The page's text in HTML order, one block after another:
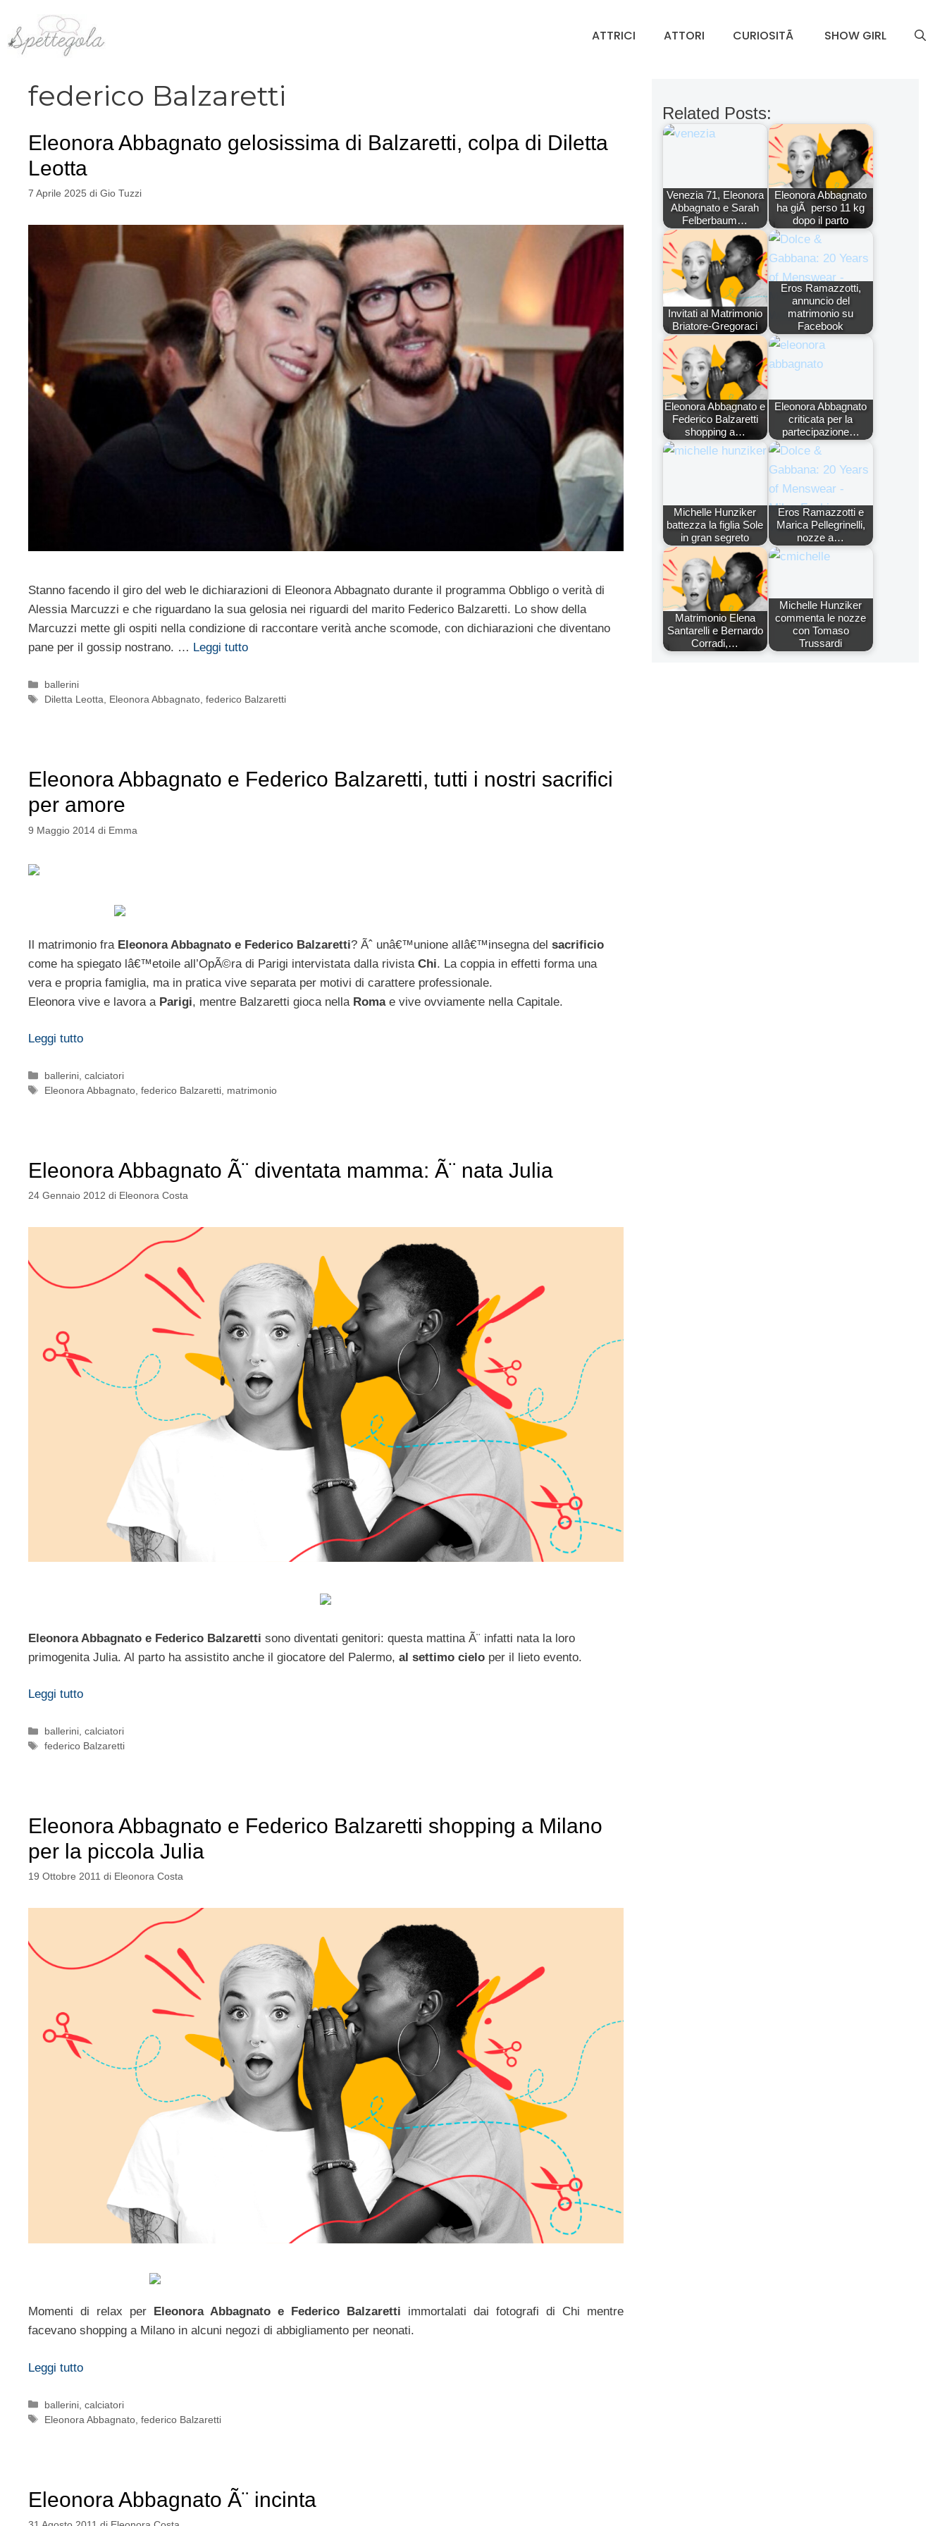
contenuto
ATTRICI ATTORI CURIOSITÃ SHOW GIRL
federico Balzaretti
Eleonora Abbagnato gelosissima di Balzaretti, colpa di Diletta
Leotta
7 Aprile 2025 di Gio Tuzzi
Stanno facendo il giro del web le dichiarazioni di Eleonora Abbagnato durante il programma Obbligo o verità di
Alessia Marcuzzi e che riguardano la sua gelosia nei riguardi del marito Federico Balzaretti. Lo show della
Marcuzzi mette gli ospiti nella condizione di raccontare verità anche scomode, con dichiarazioni che diventano
pane per il gossip nostrano. … Leggi tutto
Categorie
ballerini
Tag
Diletta Leotta, Eleonora Abbagnato,federico Balzaretti
Eleonora Abbagnato e Federico Balzaretti, tutti i nostri sacrifici
per amore
9 Maggio 2014 di Emma
Il matrimonio fra Eleonora Abbagnato e Federico Balzaretti? Ãˆ unâ€™unione allâ€™insegna del sacrificio
come ha spiegato lâ€™etoile all’OpÃ©ra di Parigi intervistata dalla rivista Chi. La coppia in effetti forma una
vera e propria famiglia, ma in pratica vive separata per motivi di carattere professionale.
Eleonora vive e lavora a Parigi, mentre Balzaretti gioca nella Romae vive ovviamente nella Capitale.
Leggi tutto
Categorie
ballerini ,calciatori
Tag
Eleonora Abbagnato ,federico Balzaretti matrimonio
Eleonora Abbagnato Ã¨ diventata mamma: Ã¨ nata Julia
24 Gennaio 2012 di Eleonora Costa
Eleonora Abbagnato e Federico Balzaretti sono diventati genitori: questa mattina Ã¨ infatti nata la loro
primogenita Julia. Al parto ha assistito anche il giocatore del Palermo, al settimo cielo per il lieto evento.
Leggi tutto
Categorie
ballerini,calciatori
Tag
federico Balzaretti
Eleonora Abbagnato e Federico Balzaretti shopping a Milano
per la piccola Julia
19 Ottobre 2011 di Eleonora Costa
Momenti di relax perEleonora Abbagnato e Federico Balzaretti immortalati dai fotografi di Chi mentre
facevano shopping a Milano in alcuni negozi di abbigliamento per neonati.
Leggi tutto
Categorie
ballerini ,calciatori
Tag
Eleonora Abbagnato ,federico Balzaretti
Eleonora Abbagnato Ã¨ incinta
Related Posts:
Venezia 71, Eleonora
Abbagnato e Sarah
Felberbaum…
Eleonora Abbagnato
ha giÃ perso 11 kg
dopo il parto
Invitati al Matrimonio
Briatore-Gregoraci
Eros Ramazzotti,
annuncio del
matrimonio su
Facebook
Eleonora Abbagnato e
Federico Balzaretti
shopping a…
Eleonora Abbagnato
criticata per la
partecipazione…
Michelle Hunziker
battezza la figlia Sole
in gran segreto
Eros Ramazzotti e
Marica Pellegrinelli,
nozze a…
Matrimonio Elena
Santarelli e Bernardo
Corradi,…
Michelle Hunziker
commenta le nozze
con Tomaso
Trussardi